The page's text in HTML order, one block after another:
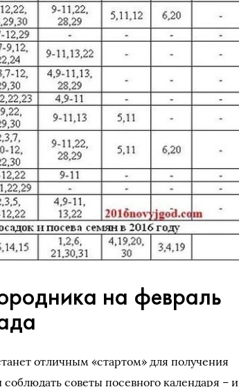
на февраль
отличным «стартом» для получения
советы посевного календаря – и